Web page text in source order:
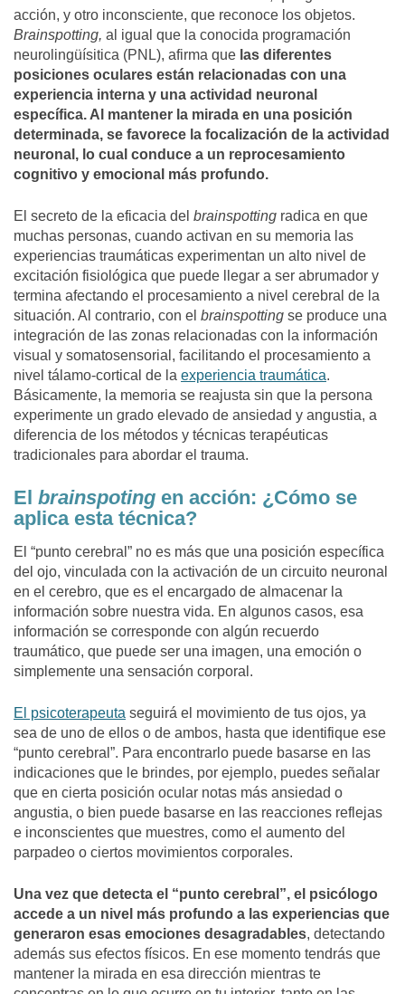
acción, y otro inconsciente, que reconoce los objetos.
Brainspotting, al igual que la conocida programación
neurolingüísitica (PNL), afirma que las diferentes
posiciones oculares están relacionadas con una
experiencia interna y una actividad neuronal
específica. Al mantener la mirada en una posición
determinada, se favorece la focalización de la actividad
neuronal, lo cual conduce a un reprocesamiento
cognitivo y emocional más profundo.
El secreto de la eficacia del brainspotting radica en que
muchas personas, cuando activan en su memoria las
experiencias traumáticas experimentan un alto nivel de
excitación fisiológica que puede llegar a ser abrumador y
termina afectando el procesamiento a nivel cerebral de la
situación. Al contrario, con el brainspotting se produce una
integración de las zonas relacionadas con la información
visual y somatosensorial, facilitando el procesamiento a
nivel tálamo-cortical de la experiencia traumática.
Básicamente, la memoria se reajusta sin que la persona
experimente un grado elevado de ansiedad y angustia, a
diferencia de los métodos y técnicas terapéuticas
tradicionales para abordar el trauma.
El brainspoting en acción: ¿Cómo se
aplica esta técnica?
El “punto cerebral” no es más que una posición específica
del ojo, vinculada con la activación de un circuito neuronal
en el cerebro, que es el encargado de almacenar la
información sobre nuestra vida. En algunos casos, esa
información se corresponde con algún recuerdo
traumático, que puede ser una imagen, una emoción o
simplemente una sensación corporal.
El psicoterapeuta seguirá el movimiento de tus ojos, ya
sea de uno de ellos o de ambos, hasta que identifique ese
“punto cerebral”. Para encontrarlo puede basarse en las
indicaciones que le brindes, por ejemplo, puedes señalar
que en cierta posición ocular notas más ansiedad o
angustia, o bien puede basarse en las reacciones reflejas
e inconscientes que muestres, como el aumento del
parpadeo o ciertos movimientos corporales.
Una vez que detecta el “punto cerebral”, el psicólogo
accede a un nivel más profundo a las experiencias que
generaron esas emociones desagradables, detectando
además sus efectos físicos. En ese momento tendrás que
mantener la mirada en esa dirección mientras te